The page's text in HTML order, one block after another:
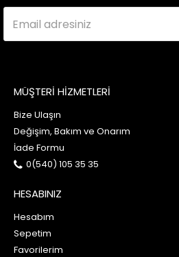
MÜŞTERİ HİZMETLERİ
Bize Ulaşın
Değişim, Bakım ve Onarım
İade Formu
0(540) 105 35 35
HESABINIZ
Hesabım
Sepetim
Favorilerim